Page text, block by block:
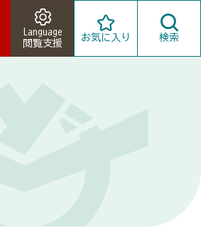
Language
閲覧支援
お気に入り 検索